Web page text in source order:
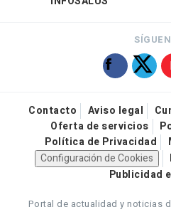
Contacto Aviso legal
Oferta de servicios
Política de Privacidad
Configuración de Cookies
Publicidad
Portal de actualidad y noticias